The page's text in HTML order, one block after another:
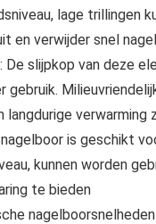
lage trillingen
en verwijder snel
De slijpkop van deze
gebruik.
verwarming
is geschikt
kunnen worden
te bieden